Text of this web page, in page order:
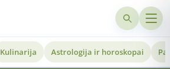
Kulinarija Astrologija ir horoskopai